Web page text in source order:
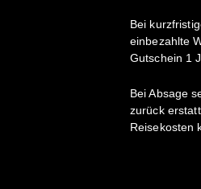
Bei
einbezahlte
Gutschein 1
Bei Absage
zurück
Reisekosten